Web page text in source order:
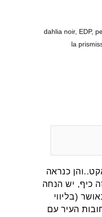
כנראה
כיף, יש הנחה
(בליווי
העיר עם